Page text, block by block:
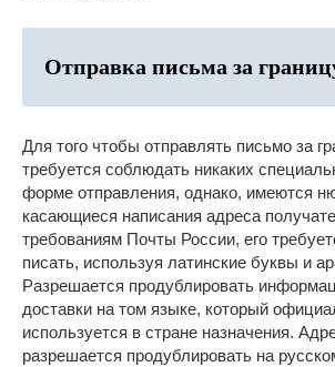
Отправка письма за
Для того чтобы отправлять письмо за
требуется соблюдать никаких
форме отправления, однако, имеются
касающиеся написания адреса
требованиям Почты России, его
писать, используя латинские буквы и
Разрешается продублировать
доставки на том языке, который
используется в стране назначения.
разрешается продублировать на